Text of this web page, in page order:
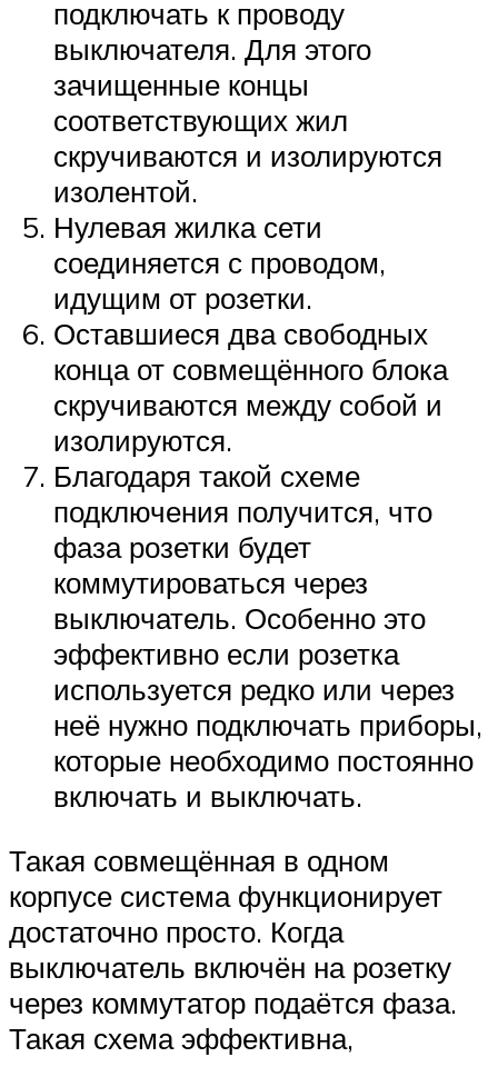
подключать к проводу
выключателя. Для этого
зачищенные концы
соответствующих жил
скручиваются и изолируются
изолентой.
Нулевая жилка сети
соединяется с проводом,
идущим от розетки.
Оставшиеся два свободных
конца от совмещённого блока
скручиваются между собой и
изолируются.
Благодаря такой схеме
подключения получится, что
фаза розетки будет
коммутироваться через
выключатель. Особенно это
эффективно если розетка
используется редко или через
неё нужно подключать приборы,
которые необходимо постоянно
включать и выключать.
Такая совмещённая в одном
корпусе система функционирует
достаточно просто. Когда
выключатель включён на розетку
через коммутатор подаётся фаза.
Такая схема эффективна,